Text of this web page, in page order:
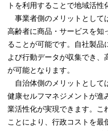
トを利用することで地域活性
事業者側のメリットとして
高齢者に商品・サービスを知
ることが可能です。自社製品
よび行動データが収集でき
が可能となります。
自治体側のメリットとして
健康セルフマネジメントが進
業活性化が実現できます。こ
ことにより、行政コストを最